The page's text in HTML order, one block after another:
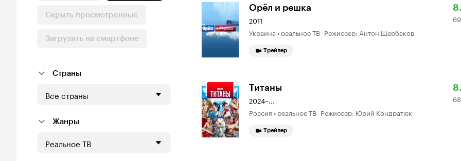
Скрыть просмотренные
Загрузить на смартфоне
Страны
Все страны
Жанры
Реальное ТВ
Орёл и решка
2011
Украина • реальное ТВ Режиссёр: Антон Щербаков
Трейлер
Титаны
2024–...
Россия • реальное ТВ Режиссёр: Юрий Кондратюк
Трейлер